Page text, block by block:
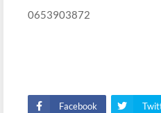
0653903872
Facebook